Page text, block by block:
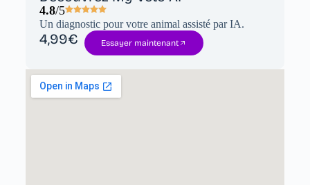
4.8/5
Un diagnostic pour votre animal assisté par IA.
4,99€ Essayer maintenant